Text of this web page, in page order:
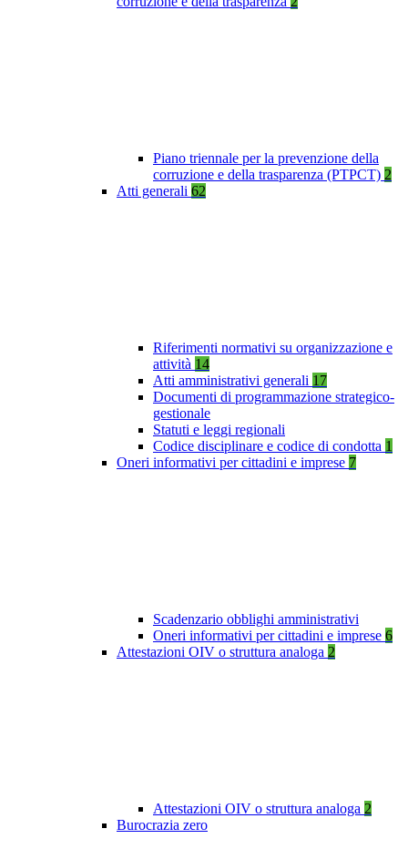
Piano triennale per la prevenzione della
corruzione e della trasparenza (PTPCT) 2
Atti generali 62
Riferimenti normativi su organizzazione e
attività 14
Atti amministrativi generali 17
Documenti di programmazione strategico-
gestionale
Statuti e leggi regionali
Codice disciplinare e codice di condotta 1
Oneri informativi per cittadini e imprese 7
Scadenzario obblighi amministrativi
Oneri informativi per cittadini e imprese 6
Attestazioni OIV o struttura analoga 2
Attestazioni OIV o struttura analoga 2
Burocrazia zero